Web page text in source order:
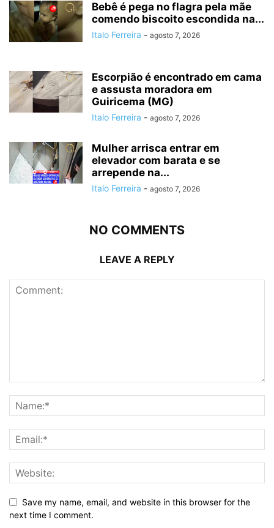
Bebê é pega no flagra pela mãe
comendo biscoito escondida na...
Italo Ferreira - agosto 7, 2026
Escorpião é encontrado em cama
e assusta moradora em
Guiricema (MG)
Italo Ferreira - agosto 7, 2026
Mulher arrisca entrar em
elevador com barata e se
arrepende na...
Italo Ferreira - agosto 7, 2026
NO COMMENTS
LEAVE A REPLY
Save my name, email, and website in this browser for the
next time I comment.